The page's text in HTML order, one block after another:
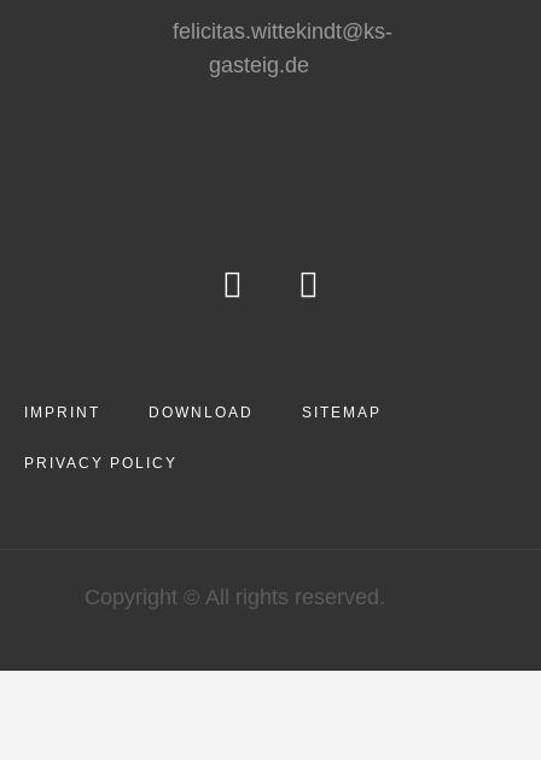
felicitas.wittekindt@ks-
gasteig.de
IMPRINT DOWNLOAD SITEMAP
PRIVACY POLICY
Copyright © All rights reserved.